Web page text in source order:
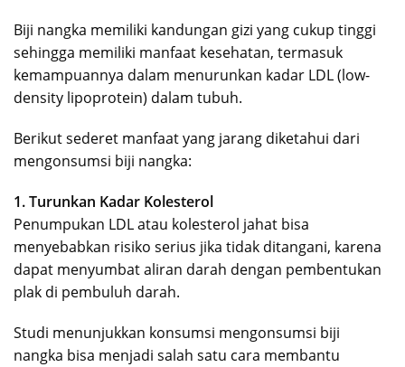
Biji nangka memiliki kandungan gizi yang cukup tinggi
sehingga memiliki manfaat kesehatan, termasuk
kemampuannya dalam menurunkan kadar LDL (low-
density lipoprotein) dalam tubuh.
Berikut sederet manfaat yang jarang diketahui dari
mengonsumsi biji nangka:
1. Turunkan Kadar Kolesterol
Penumpukan LDL atau kolesterol jahat bisa
menyebabkan risiko serius jika tidak ditangani, karena
dapat menyumbat aliran darah dengan pembentukan
plak di pembuluh darah.
Studi menunjukkan konsumsi mengonsumsi biji
nangka bisa menjadi salah satu cara membantu